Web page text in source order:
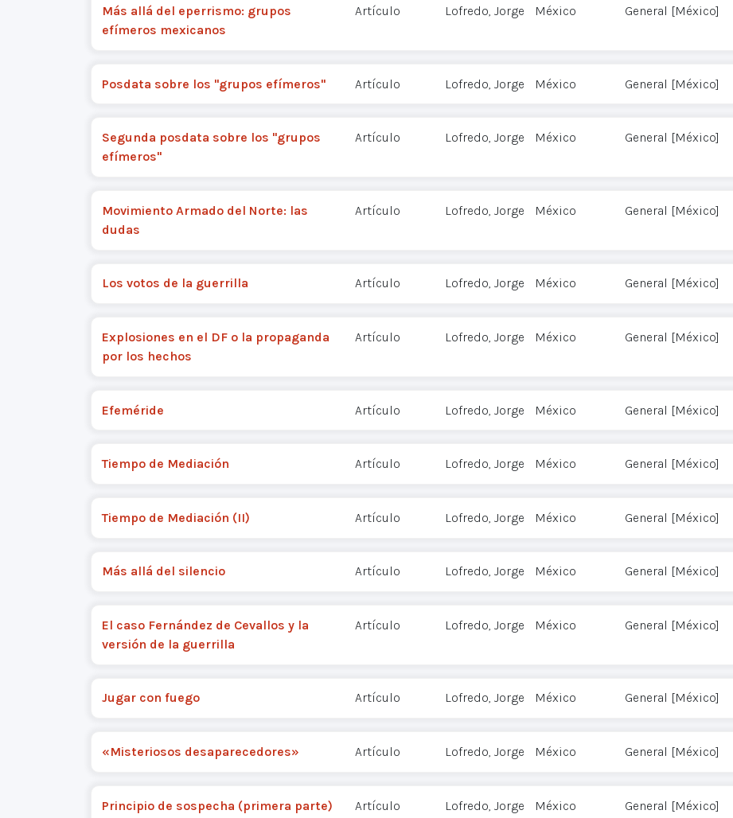
Más allá del eperrismo: grupos
efímeros mexicanos
Artículo Lofredo, Jorge México General [México]
Posdata sobre los "grupos efímeros" Artículo Lofredo, Jorge México General [México]
Segunda posdata sobre los "grupos
efímeros"
Artículo Lofredo, Jorge México General [México]
Movimiento Armado del Norte: las
dudas
Artículo Lofredo, Jorge México General [México]
Los votos de la guerrilla Artículo Lofredo, Jorge México General [México]
Explosiones en el DF o la propaganda
por los hechos
Artículo Lofredo, Jorge México General [México]
Efeméride Artículo Lofredo, Jorge México General [México]
Tiempo de Mediación Artículo Lofredo, Jorge México General [México]
Tiempo de Mediación (II) Artículo Lofredo, Jorge México General [México]
Más allá del silencio Artículo Lofredo, Jorge México General [México]
El caso Fernández de Cevallos y la
versión de la guerrilla
Artículo Lofredo, Jorge México General [México]
Jugar con fuego Artículo Lofredo, Jorge México General [México]
«Misteriosos desaparecedores» Artículo Lofredo, Jorge México General [México]
Principio de sospecha (primera parte) Artículo Lofredo, Jorge México General [México]